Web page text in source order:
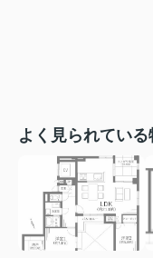
よく見られている